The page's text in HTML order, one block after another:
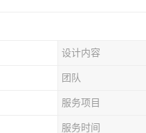
设计内容
团队
服务项目
服务时间